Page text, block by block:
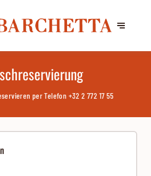
per Telefon +32 2 772 17 55